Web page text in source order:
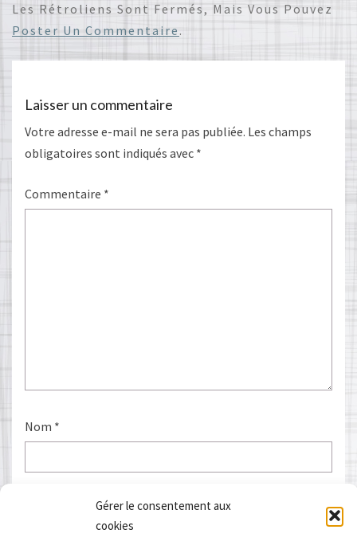
Gérer le consentement aux
cookies
Les Rétroliens Sont Fermés, Mais Vous Pouvez
Poster Un Commentaire .
Laisser un commentaire
Votre adresse e-mail ne sera pas publiée. Les champs
obligatoires sont indiqués avec *
Commentaire *
Nom *